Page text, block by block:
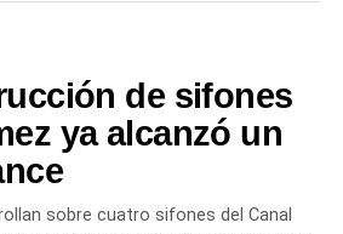
de sifones
ya alcanzó un
sobre cuatro sifones del Canal